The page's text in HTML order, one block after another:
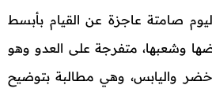
صامتة عاجزة عن القيام بأبسط
وشعبها، متفرجة على العدو وهو
واليابس، وهي مطالبة بتوضيح